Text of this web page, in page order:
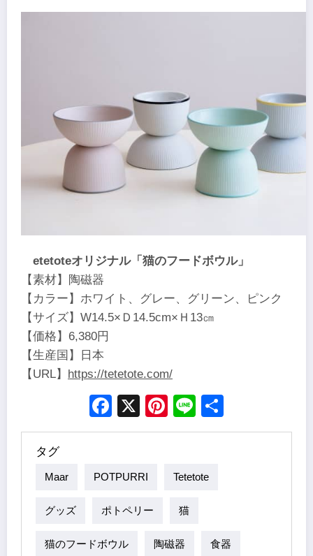
etetoteオリジナル「猫のフードボウル」
【素材】陶磁器
【カラー】ホワイト、グレー、グリーン、ピンク
【サイズ】W14.5×Ｄ14.5cm×Ｈ13㎝
【価格】6,380円
【生産国】日本
【URL】 https://tetetote.com/
Facebook
X Pinterest
Line
タグ
Maar POTPURRI Tetetote
グッズ ポトペリー 猫
猫のフードボウル 陶磁器 食器